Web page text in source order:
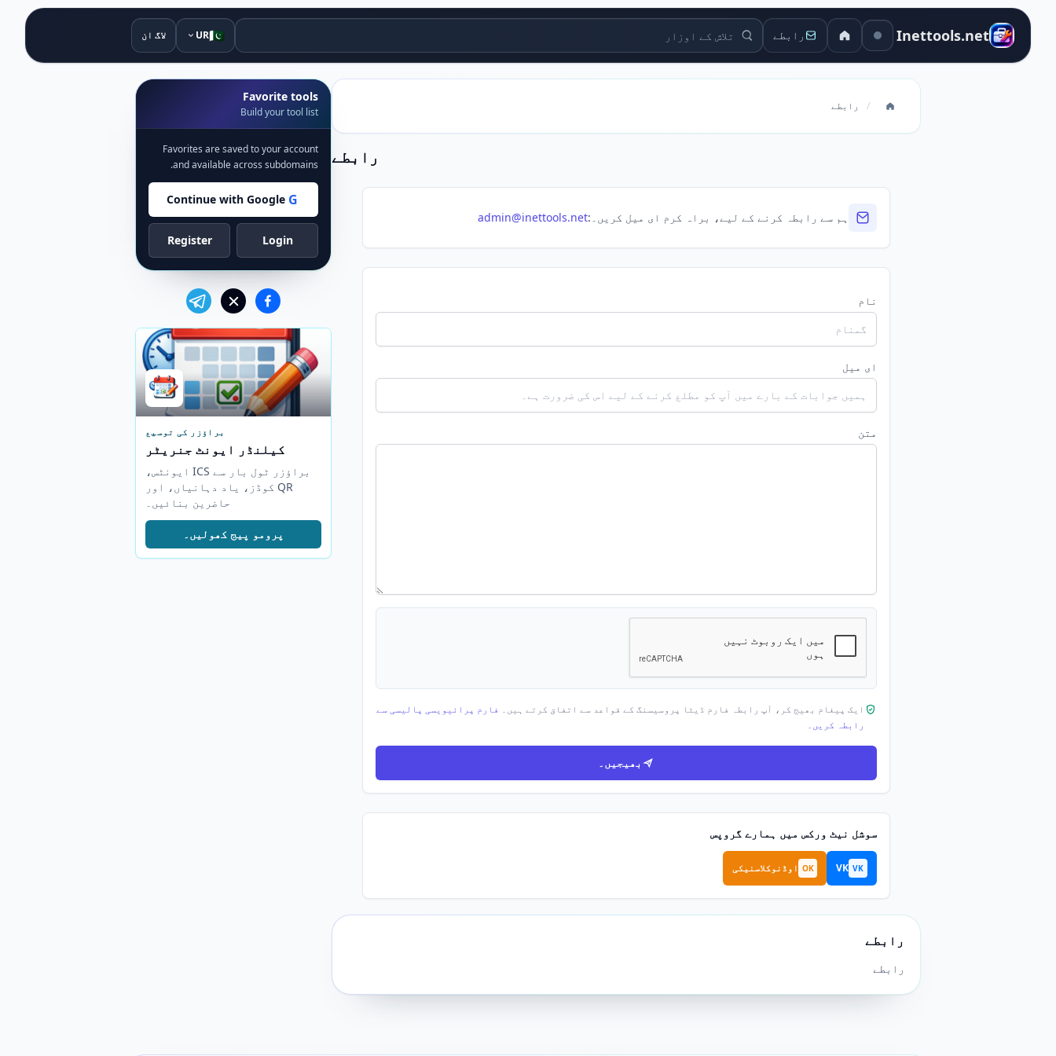
Inettools.net رابطے تلاش کے اوزار 🇵🇰
UR لاگ ان
/ رابطے
رابطے
ہم سے رابطہ کرنے کے لیے، براہ کرم ای میل کریں۔:admin@inettools.net
نام
ای میل
متن
ایک پیغام بھیج کر، آپ رابطہ فارم ڈیٹا پروسیسنگ کے قواعد سے اتفاق کرتے ہیں۔ فارم پرائیویسی پالیسی سے
رابطہ کریں۔
بھیجیں۔
سوشل نیٹ ورکس میں ہمارے گروپس
VK
VK
OK اوڈنوکلاسنیکی
رابطے
رابطے
Favorite tools
Build your tool list
Favorites are saved to your account
and available across subdomains.
G
Continue with Google
Login
Register
براؤزر کی توسیع
کیلنڈر ایونٹ جنریٹر
براؤزر ٹول بار سے ICS ایونٹس،
QR کوڈز، یاد دہانیاں، اور
حاضرین بنائیں۔
پرومو پیج کھولیں۔